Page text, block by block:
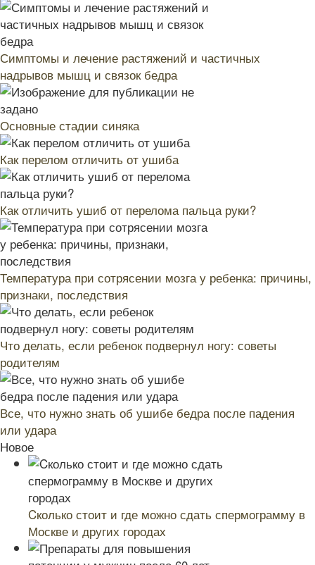
Симптомы и лечение растяжений и частичных
надрывов мышц и связок бедра
Основные стадии синяка
Как перелом отличить от ушиба
Как отличить ушиб от перелома пальца руки?
Температура при сотрясении мозга у ребенка: причины,
признаки, последствия
Что делать, если ребенок подвернул ногу: советы
родителям
Все, что нужно знать об ушибе бедра после падения
или удара
Новое
Cколько стоит и где можно сдать спермограмму в
Москве и других городах